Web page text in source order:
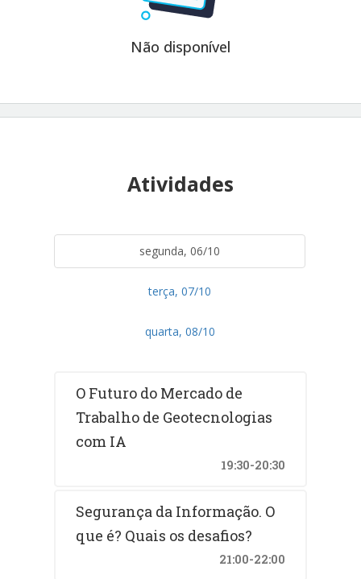
Não disponível
Atividades
segunda, 06/10
terça, 07/10
quarta, 08/10
O Futuro do Mercado de
Trabalho de Geotecnologias
com IA
19:30-20:30
Segurança da Informação. O
que é? Quais os desafios?
21:00-22:00